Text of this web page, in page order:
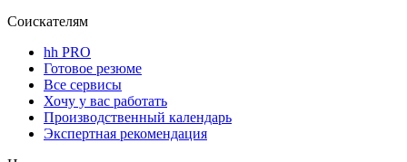
Соискателям
hh PRO
Готовое резюме
Все сервисы
Хочу у вас работать
Производственный календарь
Экспертная рекомендация